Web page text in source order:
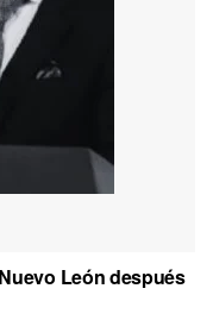
León después